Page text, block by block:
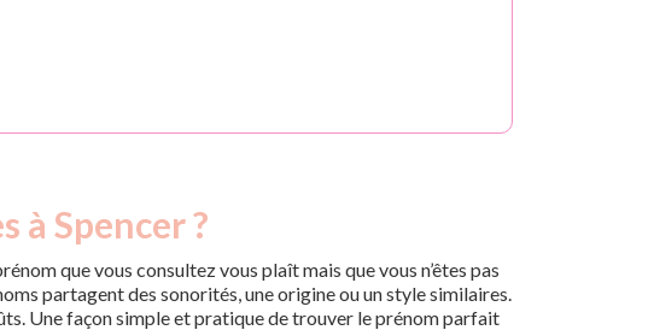
à Spencer ?
que vous consultez vous plaît mais que vous n’êtes pas
partagent des sonorités, une origine ou un style similaires.
Une façon simple et pratique de trouver le prénom parfait